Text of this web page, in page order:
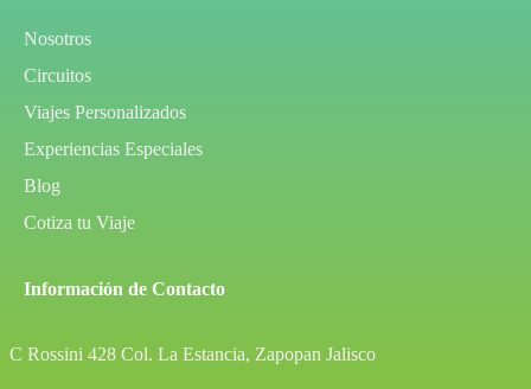
Nosotros
Circuitos
Viajes Personalizados
Experiencias Especiales
Blog
Cotiza tu Viaje
Información de Contacto
C Rossini 428 Col. La Estancia, Zapopan Jalisco